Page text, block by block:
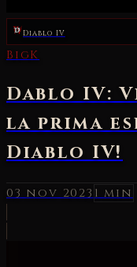
Diablo IV
BigK
Dablo IV:
la prima
Diablo IV!
03 nov 2023 1 min